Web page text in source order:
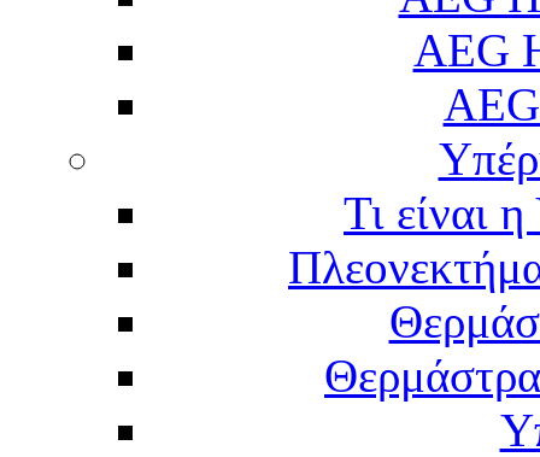
AEG
Τι είναι